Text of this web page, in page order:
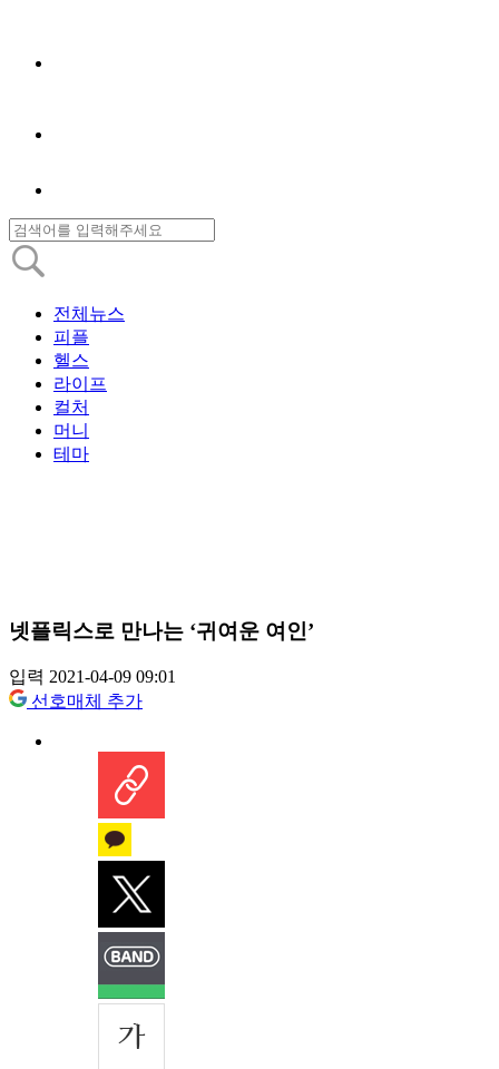
전체뉴스
피플
헬스
라이프
컬처
머니
테마
넷플릭스로 만나는 ‘귀여운 여인’
입력 2021-04-09 09:01
선호매체 추가